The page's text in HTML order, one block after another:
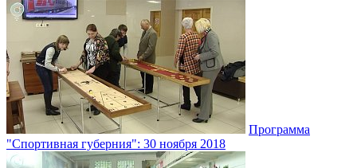
Программа
"Спортивная губерния": 30 ноября 2018